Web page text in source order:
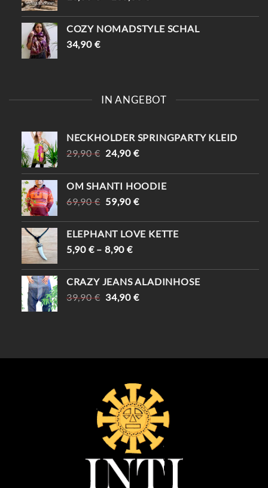
COZY NOMADSTYLE SCHAL
34,90 €
IN ANGEBOT
NECKHOLDER SPRINGPARTY KLEID
29,90€ URSPRÜNGLICHER
WAR:
29,90 €
24,90 €AKTUELLER
IST:
24,90 €.
OM SHANTI HOODIE
69,90€ URSPRÜNGLICHER
WAR:
69,90 €
59,90 €AKTUELLER
IST:
59,90 €.
ELEPHANT LOVE KETTE
5,90 €–8,90€
CRAZY JEANS ALADINHOSE
39,90€ URSPRÜNGLICHER
34,90 €AKTUELLER